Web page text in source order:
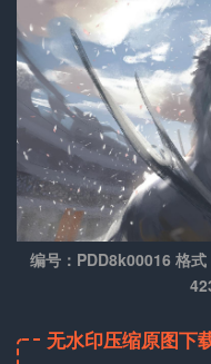
编号：PDD8k00016 格
无水印压缩原图下